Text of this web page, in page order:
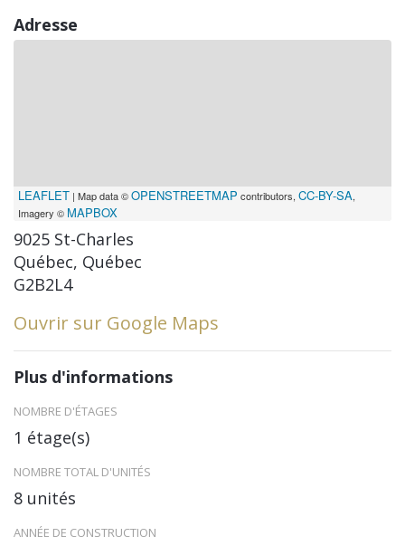
Adresse
LEAFLET | Map data ©OPENSTREETMAP contributors, CC-BY-SA,
Imagery © MAPBOX
9025 St-Charles
Québec, Québec
G2B2L4
Ouvrir sur Google Maps
Plus d'informations
NOMBRE D'ÉTAGES
1 étage(s)
NOMBRE TOTAL D'UNITÉS
8 unités
ANNÉE DE CONSTRUCTION